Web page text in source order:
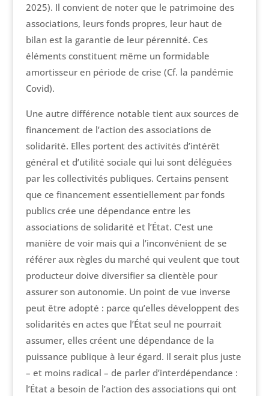
2025). Il convient de noter que le patrimoine des
associations, leurs fonds propres, leur haut de
bilan est la garantie de leur pérennité. Ces
éléments constituent même un formidable
amortisseur en période de crise (Cf. la pandémie
Covid).
Une autre différence notable tient aux sources de
financement de l’action des associations de
solidarité. Elles portent des activités d’intérêt
général et d’utilité sociale qui lui sont déléguées
par les collectivités publiques. Certains pensent
que ce financement essentiellement par fonds
publics crée une dépendance entre les
associations de solidarité et l’État. C’est une
manière de voir mais qui a l’inconvénient de se
référer aux règles du marché qui veulent que tout
producteur doive diversifier sa clientèle pour
assurer son autonomie. Un point de vue inverse
peut être adopté : parce qu’elles développent des
solidarités en actes que l’État seul ne pourrait
assumer, elles créent une dépendance de la
puissance publique à leur égard. Il serait plus juste
– et moins radical – de parler d’interdépendance :
l’État a besoin de l’action des associations qui ont